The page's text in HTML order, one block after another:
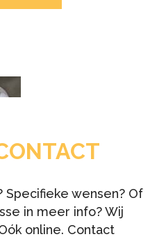
Specifieke wensen? Of
in meer info? Wij
online. Contact